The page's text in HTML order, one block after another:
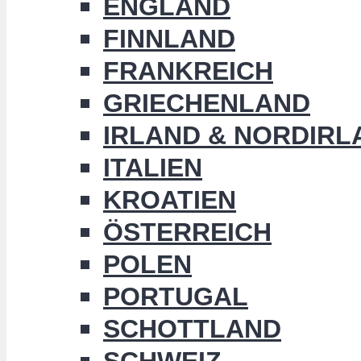
ENGLAND
FINNLAND
FRANKREICH
GRIECHENLAND
IRLAND &
ITALIEN
KROATIEN
ÖSTERREICH
POLEN
PORTUGAL
SCHOTTLAND